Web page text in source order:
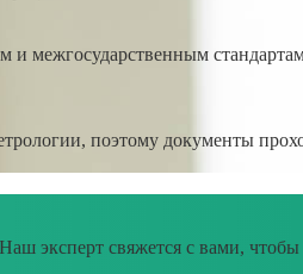
поэтому документы
эксперт свяжется с вами,